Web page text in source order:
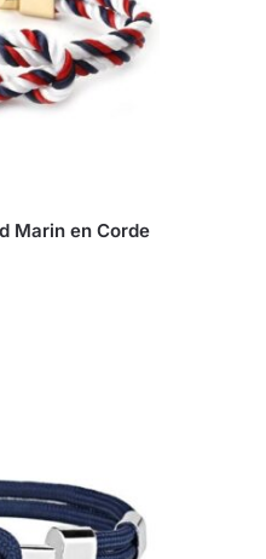
Marin en Corde